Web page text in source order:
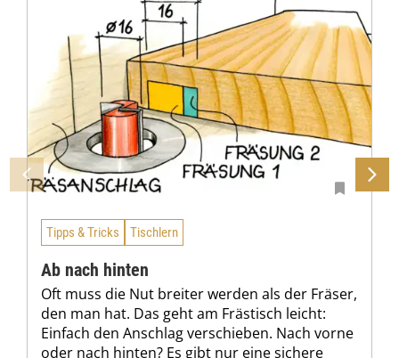
Tipps & Tricks Tischlern
Ab nach hinten
Oft muss die Nut breiter werden als der Fräser,
den man hat. Das geht am Frästisch leicht:
Einfach den Anschlag verschieben. Nach vorne
oder nach hinten? Es gibt nur eine sichere